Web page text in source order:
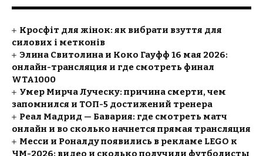
Кросфіт для жінок: як вибрати взуття для
силових і метконів
Элина Свитолина и Коко Гауфф 16 мая 2026:
онлайн-трансляция и где смотреть финал
WTA1000
Умер Мирча Луческу: причина смерти, чем
запомнился и ТОП-5 достижений тренера
Реал Мадрид — Бавария: где смотреть матч
онлайн и во сколько начнется прямая трансляция
Месси и Роналду появились в рекламе LEGO к
ЧМ-2026: видео и сколько получили футболисты